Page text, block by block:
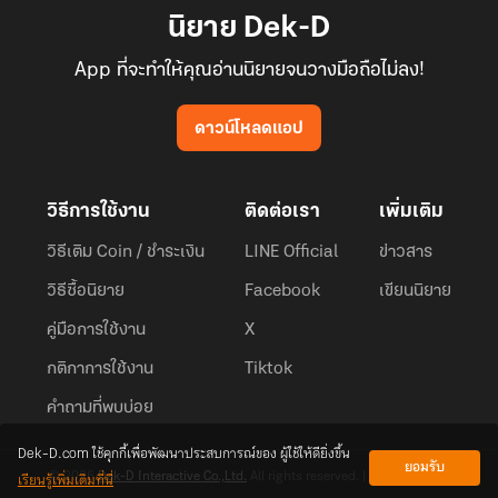
นิยาย Dek-D
App ที่จะทำให้คุณอ่านนิยายจนวางมือถือไม่ลง!
ดาวน์โหลดแอป
วิธีการใช้งาน
วิธีเติม Coin / ชำระเงิน
วิธีซื้อนิยาย
คู่มือการใช้งาน
กติกาการใช้งาน
คำถามที่พบบ่อย
ติดต่อเรา
LINE Official
Facebook
X
Tiktok
เพิ่มเติม
ข่าวสาร
เขียนนิยาย
© 2026Dek-D Interactive Co.,Ltd.
Dek-D.com ใช้คุกกี้เพื่อพัฒนาประสบการณ์ของ ผู้ใช้ให้ดียิ่งขึ้น
เรียนรู้เพิ่มเติมที่นี่
ยอมรับ